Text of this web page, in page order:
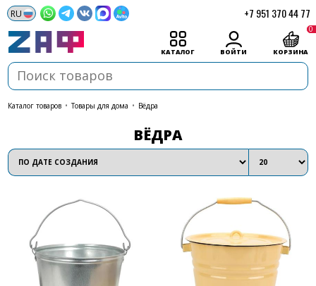
+7 951 370 44 77
КАТАЛОГ ВОЙТИ КОРЗИНА
0
каталог товаров • Товары для дома • Вёдра
ВЁДРА